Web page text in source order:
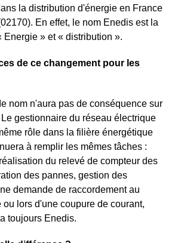
la distribution d'énergie en France
En effet, le nom Enedis est la
Energie » et « distribution ».
de ce changement pour les
nom n'aura pas de conséquence sur
gestionnaire du réseau électrique
rôle dans la filière énergétique
à remplir les mêmes tâches :
du relevé de compteur des
des pannes, gestion des
demande de raccordement au
ou lors d'une coupure de courant,
toujours Enedis.